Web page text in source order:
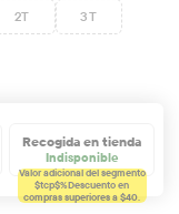
2T 3T
Recogida en tienda
Indisponible
Valor adicional del segmento
$tcp$%Descuento en
compras superiores a $40.